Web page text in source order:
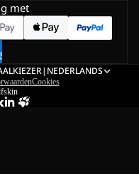
met
| NEDERLANDS
Cookies